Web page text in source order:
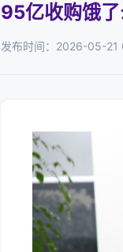
95亿收购饿了
发布时间：2026-05-21